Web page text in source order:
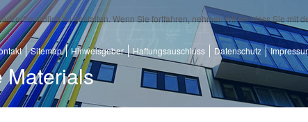
zu gestalten. Wenn Sie fortfahren, nehmen wir an, dass Sie mit
Materials
Sitemap Hinweisgeber Haftungsauschluss Datenschutz